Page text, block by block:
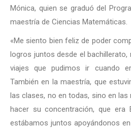
Mónica, quien se graduó del
maestría de Ciencias Matemáticas.
«Me siento bien feliz de poder
logros juntos desde el
viajes que pudimos ir cuando
También en la maestría, que
las clases, no en todas, sino en
hacer su concentración, que era
estábamos juntos apoyándonos